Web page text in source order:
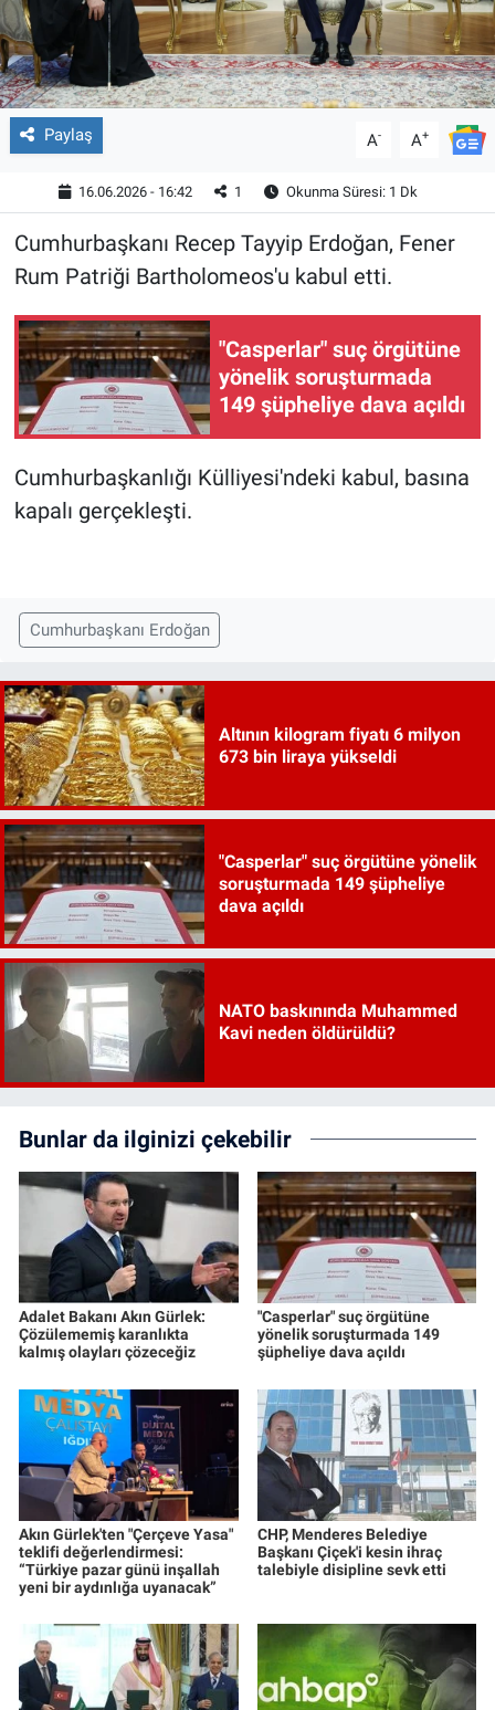
Paylaş A- A+
16.06.2026 - 16:42 1 Okunma Süresi: 1 Dk
Cumhurbaşkanı Recep Tayyip Erdoğan, Fener
Rum Patriği Bartholomeos'u kabul etti.
"Casperlar" suç örgütüne
yönelik soruşturmada
149 şüpheliye dava açıldı
Cumhurbaşkanlığı Külliyesi'ndeki kabul, basına
kapalı gerçekleşti.
Cumhurbaşkanı Erdoğan
Altının kilogram fiyatı 6 milyon
673 bin liraya yükseldi
"Casperlar" suç örgütüne yönelik
soruşturmada 149 şüpheliye
dava açıldı
NATO baskınında Muhammed
Kavi neden öldürüldü?
Bunlar da ilginizi çekebilir
Adalet Bakanı Akın Gürlek:
Çözülememiş karanlıkta
kalmış olayları çözeceğiz
"Casperlar" suç örgütüne
yönelik soruşturmada 149
şüpheliye dava açıldı
Akın Gürlek'ten "Çerçeve Yasa"
teklifi değerlendirmesi:
“Türkiye pazar günü inşallah
yeni bir aydınlığa uyanacak”
CHP, Menderes Belediye
Başkanı Çiçek'i kesin ihraç
talebiyle disipline sevk etti